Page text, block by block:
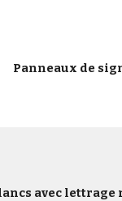
Panneaux de
avec lettrage